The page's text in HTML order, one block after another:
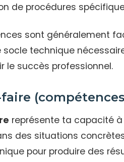
de procédures
sont généralement
technique
le succès professionnel.
représente ta capacité
des situations
pour produire des